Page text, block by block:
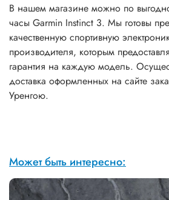
В нашем магазине можно по
часы Garmin Instinct 3. Мы готовы
качественную спортивную
производителя, которым
гарантия на каждую модель.
доставка оформленных на сайте
Уренгою.
Может быть интересно: